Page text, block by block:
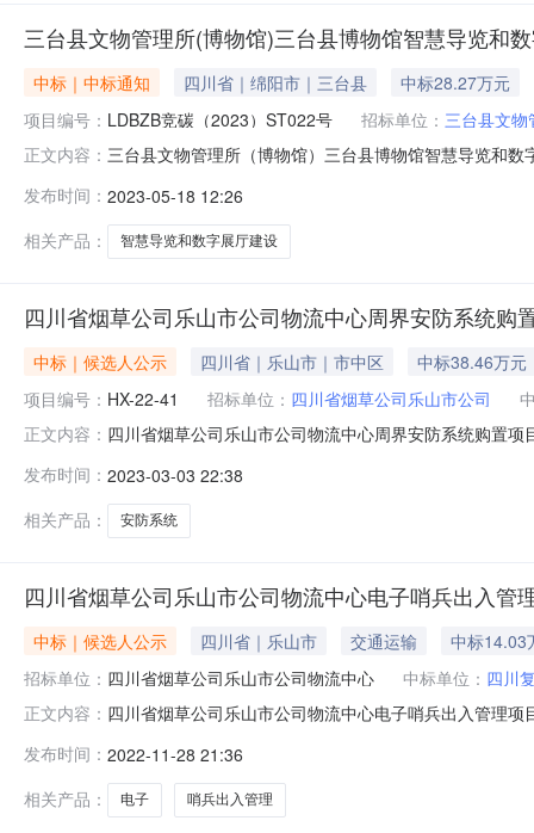
三台县文物管理所(博物馆)三台县博物馆智慧导览和
中标｜中标通知 四川省｜绵阳市｜三台县
中标28.27万元
项目编号： LDBZB竞碳（2023）ST022号 招标单位： 三台县文物
正文内容： 三台县文物管理所（博物馆）三台县博物馆智慧导览和
6号(自主申报)中标（成交）金额：28.2730000（万元）
智慧导
发布时间： 2023-05-18 12:26
相关产品：
智慧导览和数字展厅建设
四川省烟草公司乐山市公司物流中心周界安防系统购
中标｜候选人公示 四川省｜乐山市｜市中区
中标38.46万元
项目编号： HX-22-41 招标单位： 四川省烟草公司乐山市公司
正文内容： 四川省烟草公司乐山市公司物流中心周界安防系统购置
购置项目（第三次）于2023年03月02日14时00分在四川
候选人，推
发布时间： 2023-03-03 22:38
相关产品：
安防系统
四川省烟草公司乐山市公司物流中心电子哨兵出入管
中标｜候选人公示 四川省｜乐山市 交通运输
中标14.03
招标单位： 四川省烟草公司乐山市公司物流中心 中标单位： 四川
正文内容： 四川省烟草公司乐山市公司物流中心电子哨兵出入管理
15.8618万元第二成交候选人:绵阳航华科技有限公司报
发布时间： 2022-11-28 21:36
相关产品：
电子 哨兵出入管理